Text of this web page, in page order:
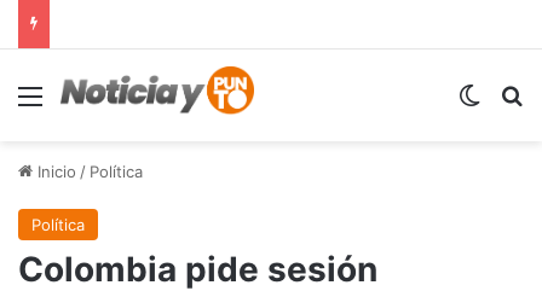
Menú
Inicio / Política
Política
Colombia pide sesión